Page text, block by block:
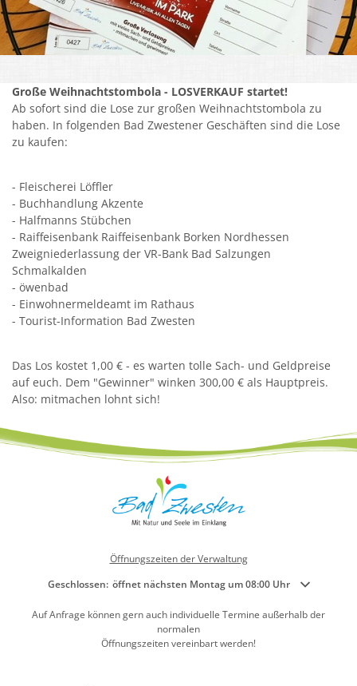
Kirchen
Kleiderkammer "Aus 2ter Hand"
Schulen
Seniorenarbeit, Gemeindepflegerin
Wichtige Rufnummern
Große Weihnachtstombola - LOSVERKAUF startet!
Ab sofort sind die Lose zur großen Weihnachtstombola zu
haben. In folgenden Bad Zwestener Geschäften sind die Lose
zu kaufen:
- Fleischerei Löffler
- Buchhandlung Akzente
- Halfmanns Stübchen
- Raiffeisenbank Raiffeisenbank Borken Nordhessen
Zweigniederlassung der VR-Bank Bad Salzungen
Schmalkalden
- öwenbad
- Einwohnermeldeamt im Rathaus
- Tourist-Information Bad Zwesten
Das Los kostet 1,00 € - es warten tolle Sach- und Geldpreise
auf euch. Dem "Gewinner" winken 300,00 € als Hauptpreis.
Also: mitmachen lohnt sich!
Öffnungszeiten der Verwaltung
Klicken, um weitere Öffnungs- oder Schließzeiten auszublenden
Geschlossen: öffnet nächsten Montag um 08:00 Uhr
Auf Anfrage können gern auch individuelle Termine außerhalb der
normalen
Öffnungszeiten vereinbart werden!